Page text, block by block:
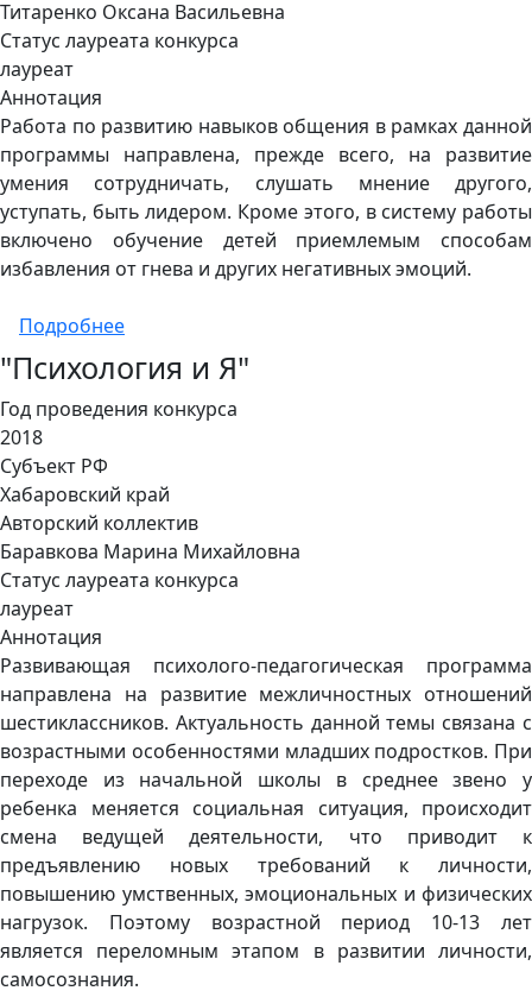
Титаренко Оксана Васильевна
Статус лауреата конкурса
лауреат
Аннотация
Работа по развитию навыков общения в рамках данной
программы направлена, прежде всего, на развитие
умения сотрудничать, слушать мнение другого,
уступать, быть лидером. Кроме этого, в систему работы
включено обучение детей приемлемым способам
избавления от гнева и других негативных эмоций.
Подробнеео «Я хочу говорить» - коррекционно-
"Психология и Я"
Год проведения конкурса
2018
Субъект РФ
Хабаровский край
Авторский коллектив
Баравкова Марина Михайловна
Статус лауреата конкурса
лауреат
Аннотация
Развивающая психолого-педагогическая программа
направлена на развитие межличностных отношений
шестиклассников. Актуальность данной темы связана с
возрастными особенностями младших подростков. При
переходе из начальной школы в среднее звено у
ребенка меняется социальная ситуация, происходит
смена ведущей деятельности, что приводит к
предъявлению новых требований к личности,
повышению умственных, эмоциональных и физических
нагрузок. Поэтому возрастной период 10-13 лет
является переломным этапом в развитии личности,
самосознания.